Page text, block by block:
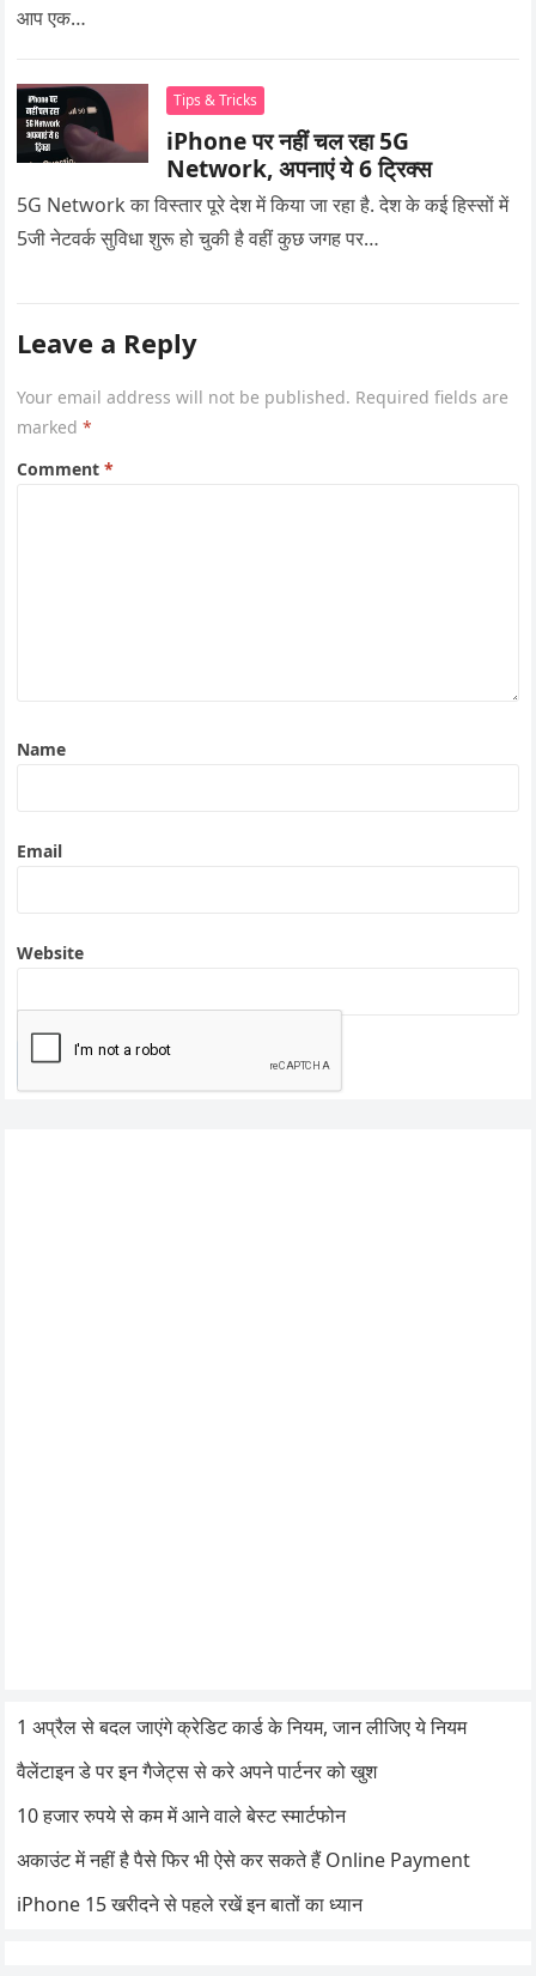
आप एक…
Tips & Tricks
iPhone पर नहीं चल रहा 5G
Network, अपनाएं ये 6 ट्रिक्स
5G Network का विस्तार पूरे देश में किया जा रहा है. देश के कई हिस्सों में
5जी नेटवर्क सुविधा शुरू हो चुकी है वहीं कुछ जगह पर…
Leave a Reply
Your email address will not be published. Required fields are
marked*
Comment*
Name
Email
Website
1 अप्रैल से बदल जाएंगे क्रेडिट कार्ड के नियम, जान लीजिए ये नियम
वैलेंटाइन डे पर इन गैजेट्स से करे अपने पार्टनर को खुश
10 हजार रुपये से कम में आने वाले बेस्ट स्मार्टफोन
अकाउंट में नहीं है पैसे फिर भी ऐसे कर सकते हैं Online Payment
iPhone 15 खरीदने से पहले रखें इन बातों का ध्यान